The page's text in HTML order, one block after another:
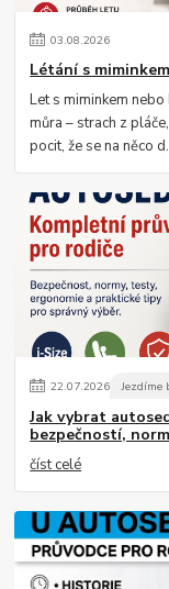
03.08.2026
Létání s
Let s miminkem
můra – strach z
pocit, že se na něco
22.07.2026 Jezdíme
Jak vybrat
bezpečností,
číst celé